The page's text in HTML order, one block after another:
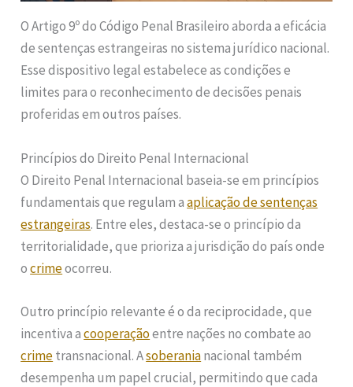
O Artigo 9º do Código Penal Brasileiro aborda a eficácia
de sentenças estrangeiras no sistema jurídico nacional.
Esse dispositivo legal estabelece as condições e
limites para o reconhecimento de decisões penais
proferidas em outros países.
Princípios do Direito Penal Internacional
O Direito Penal Internacional baseia-se em princípios
fundamentais que regulam aaplicação de sentenças
estrangeiras. Entre eles, destaca-se o princípio da
territorialidade, que prioriza a jurisdição do país onde
ocrimeocorreu.
Outro princípio relevante é o da reciprocidade, que
incentiva acooperaçãoentre nações no combate ao
crimetransnacional. Asoberanianacional também
desempenha um papel crucial, permitindo que cada